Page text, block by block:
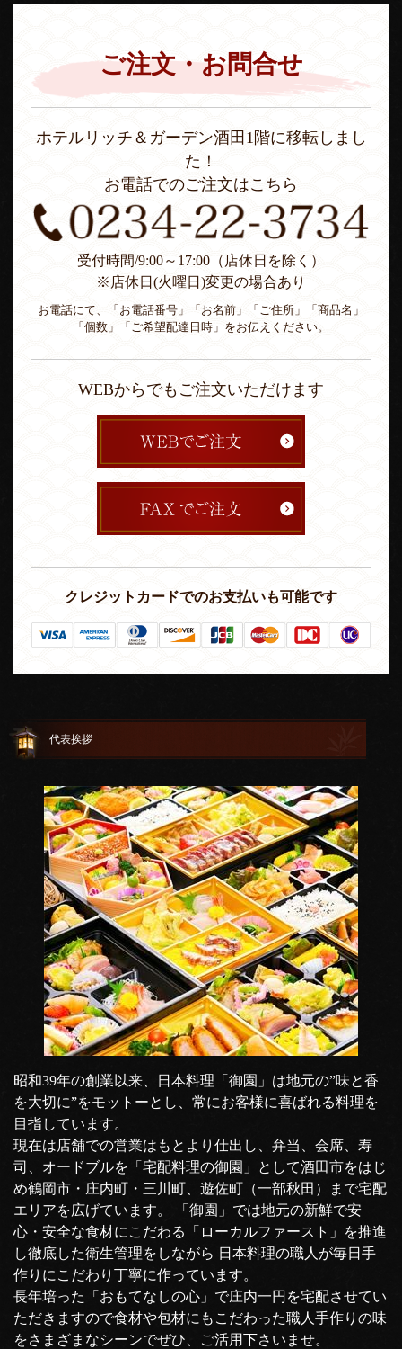
ご注文・お問合せ
ホテルリッチ＆ガーデン酒田1階に移転しまし
た！
お電話でのご注文はこちら
受付時間/9:00～17:00（店休日を除く）
※店休日(火曜日)変更の場合あり
お電話にて、「お電話番号」「お名前」「ご住所」「商品名」
「個数」「ご希望配達日時」をお伝えください。
WEBからでもご注文いただけます
クレジットカードでのお支払いも可能です
代表挨拶
昭和39年の創業以来、日本料理「御園」は地元の”味と香
を大切に”をモットーとし、常にお客様に喜ばれる料理を
目指しています。
現在は店舗での営業はもとより仕出し、弁当、会席、寿
司、オードブルを「宅配料理の御園」として酒田市をはじ
め鶴岡市・庄内町・三川町、遊佐町（一部秋田）まで宅配
エリアを広げています。 「御園」では地元の新鮮で安
心・安全な食材にこだわる「ローカルファースト」を推進
し徹底した衛生管理をしながら 日本料理の職人が毎日手
作りにこだわり丁寧に作っています。
長年培った「おもてなしの心」で庄内一円を宅配させてい
ただきますので食材や包材にもこだわった職人手作りの味
をさまざまなシーンでぜひ、ご活用下さいませ。